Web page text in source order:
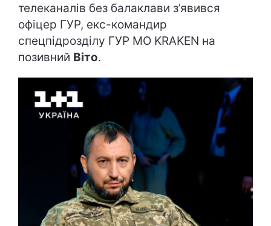
телеканалів без балаклави з’явився
офіцер ГУР, екс-командир
спецпідрозділу ГУР МО KRAKEN на
позивний Віто.